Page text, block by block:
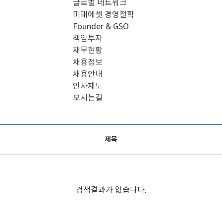
글로벌 네트워크
미래에셋 경영철학
Founder & GSO
책임투자
재무현황
채용정보
채용안내
인사제도
오시는길
제목
검색결과가 없습니다.